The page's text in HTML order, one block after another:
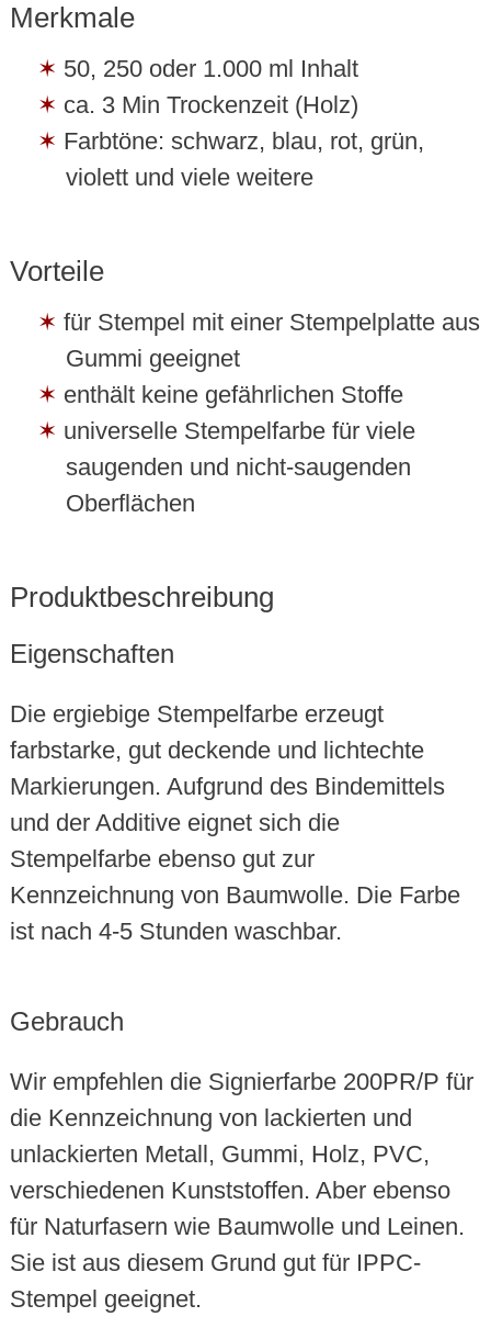
Merkmale
50, 250 oder 1.000 ml Inhalt
ca. 3 Min Trockenzeit (Holz)
Farbtöne: schwarz, blau, rot, grün,
violett und viele weitere
Vorteile
für Stempel mit einer Stempelplatte aus
Gummi geeignet
enthält keine gefährlichen Stoffe
universelle Stempelfarbe für viele
saugenden und nicht-saugenden
Oberflächen
Produktbeschreibung
Eigenschaften
Die ergiebige Stempelfarbe erzeugt
farbstarke, gut deckende und lichtechte
Markierungen. Aufgrund des Bindemittels
und der Additive eignet sich die
Stempelfarbe ebenso gut zur
Kennzeichnung von Baumwolle. Die Farbe
ist nach 4-5 Stunden waschbar.
Gebrauch
Wir empfehlen die Signierfarbe 200PR/P für
die Kennzeichnung von lackierten und
unlackierten Metall, Gummi, Holz, PVC,
verschiedenen Kunststoffen. Aber ebenso
für Naturfasern wie Baumwolle und Leinen.
Sie ist aus diesem Grund gut für IPPC-
Stempel geeignet.